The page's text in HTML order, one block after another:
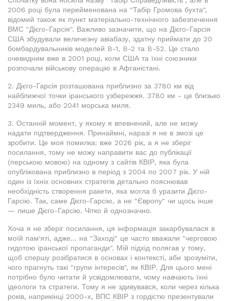
2006 році була перейменована на "Табір Громова бухта",
відомий також як пункт матеріально-технічного забезпечення
ВМС "Дієго-Гарсія". Важливо зазначити, що на Дієго-Гарсія
США збудували величезну авіабазу, здатну приймати до 20
бомбардувальників моделей B-1, B-2 та B-52. Це стало
очевидним вже в 2001 році, коли США та їхні союзники
розпочали військову операцію в Афганістані.
2. Дієго-Гарсія розташована приблизно за 3780 км від
найближчої точки іранського узбережжя. 3780 км - це близько
2349 миль, або 2041 морська миля.
3. Останній момент, у якому я впевнений, але не можу
надати підтвердження. Принаймні, наразі я не в змозі це
зробити. Це моя помилка: вже 2026 рік, а я не зберіг
посилання, тому не можу направити вас до публікації
(перською мовою) на одному з сайтів КВІР, яка була
опублікована приблизно в період з 2004 по 2007 рік. У ній
один із їхніх основних стратегів детально пояснював
необхідність створення ракети, яка могла б уразити Дієго-
Гарсію. Так, саме Дієго-Гарсію, а не "Європу" чи щось інше
— лише Дієго-Гарсію. Чітко й однозначно.
Хоча я не зберіг посилання, ця інформація закарбувалася в
моїй пам'яті, адже... на "Заході" це часто вважали "черговою
гидотою іранської пропаганди". Мій підхід полягав у тому,
щоб спершу розібратися в основах і контексті, аби зрозуміти,
чого прагнуть такі "групи інтересів", як КВІР. Для цього мені
потрібно було читати й усвідомлювати, чому навчають їхні
ідеологи та стратеги. Тому я не здивувався, коли через кілька
років, наприкінці 2000-х, ВПС КВІР з гордістю презентували